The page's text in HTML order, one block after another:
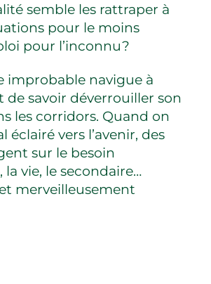
semble les rattraper à
pour le moins
pour l’inconnu?
improbable navigue à
de savoir déverrouiller son
les corridors. Quand on
éclairé vers l’avenir, des
sur le besoin
la vie, le secondaire…
merveilleusement